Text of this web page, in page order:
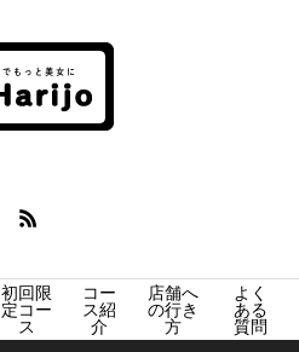
初回限
定コー
ス
コー
ス紹
介
店舗へ
の行き
方
よく
ある
質問